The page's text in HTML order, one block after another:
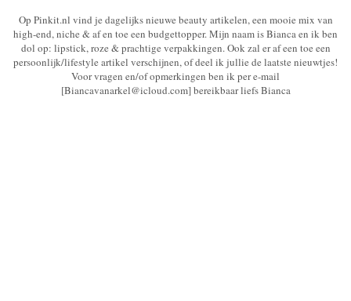
Op Pinkit.nl vind je dagelijks nieuwe beauty artikelen, een mooie mix van
high-end, niche & af en toe een budgettopper. Mijn naam is Bianca en ik ben
dol op: lipstick, roze & prachtige verpakkingen. Ook zal er af een toe een
persoonlijk/lifestyle artikel verschijnen, of deel ik jullie de laatste nieuwtjes!
Voor vragen en/of opmerkingen ben ik per e-mail
[Biancavanarkel@icloud.com] bereikbaar liefs Bianca